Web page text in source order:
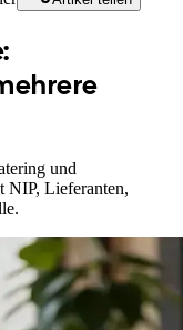
und
NIP, Lieferanten,